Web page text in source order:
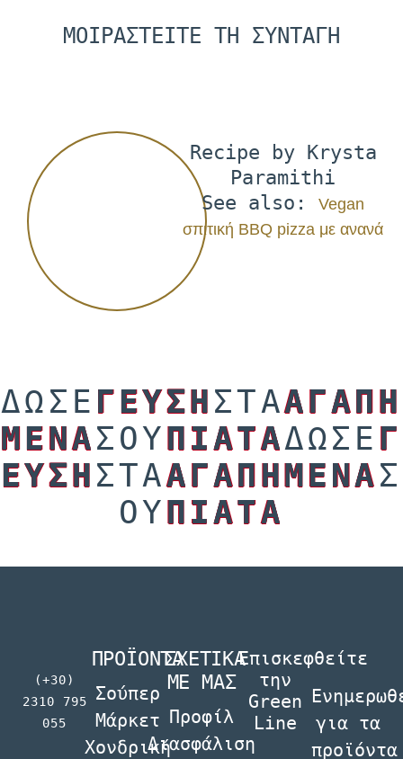
ΜΟΙΡΑΣΤΕΙΤΕ ΤΗ ΣΥΝΤΑΓΗ
Recipe by Krysta
Paramithi
See also:Vegan
σπιτική BBQ pizza με ανανά
ΔΩΣΕ ΓΕΥΣΗΣΤΑΑΓΑΠΗ
ΜΕΝΑΣΟΥΠΙΑΤΑΔΩΣΕ Γ
ΕΥΣΗΣΤΑΑΓΑΠΗΜΕΝΑΣ
ΟΥΠΙΑΤΑ
(+30)
2310 795
055
ΠΡΟΪΟΝΤΑ
Σούπερ
Μάρκετ
Χονδρική
ΣΧΕΤΙΚΑ
ΜΕ ΜΑΣ
Προφίλ
Διασφάλιση
Επισκεφθείτε
την
Green
Line
για τα
προϊόντα